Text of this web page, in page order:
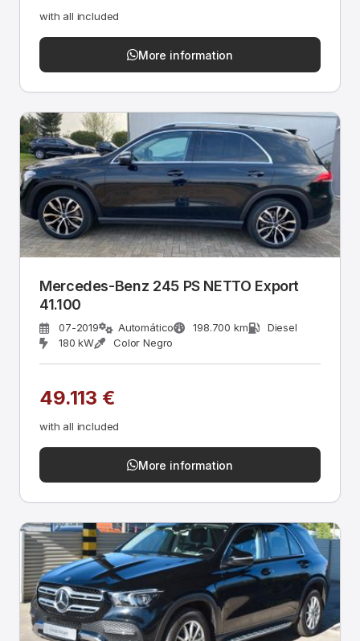
with all included
More information
Mercedes-Benz 245 PS NETTO Export
41.100
07-2019 Automático 198.700 km
Diesel
180 kW
Color Negro
49.113 €
with all included
More information